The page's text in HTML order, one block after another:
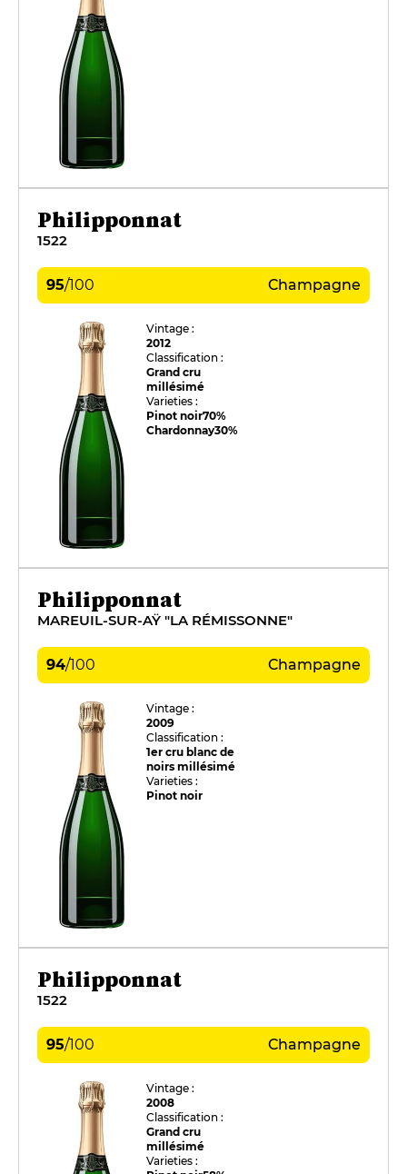
Philipponnat
1522
95/100 Champagne
Vintage :
2012
Classification :
Grand cru
millésimé
Varieties :
Pinot noir70%
Chardonnay30%
Philipponnat
MAREUIL-SUR-AŸ "LA RÉMISSONNE"
94/100 Champagne
Vintage :
2009
Classification :
1er cru blanc de
noirs millésimé
Varieties :
Pinot noir
Philipponnat
1522
95/100 Champagne
Vintage :
2008
Classification :
Grand cru
millésimé
Varieties :